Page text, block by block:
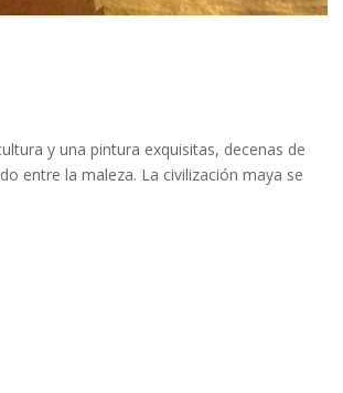
y una pintura exquisitas, decenas de
entre la maleza. La civilización maya se